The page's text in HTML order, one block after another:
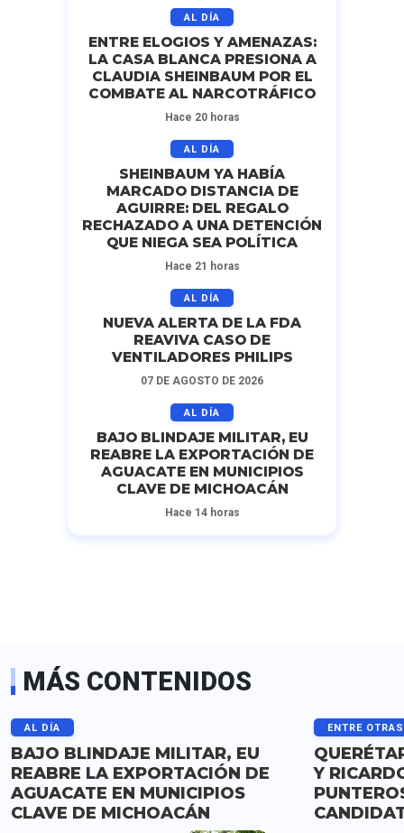
AL DÍA
ENTRE ELOGIOS Y AMENAZAS:
LA CASA BLANCA PRESIONA A
CLAUDIA SHEINBAUM POR EL
COMBATE AL NARCOTRÁFICO
Hace 20 horas
AL DÍA
SHEINBAUM YA HABÍA
MARCADO DISTANCIA DE
AGUIRRE: DEL REGALO
RECHAZADO A UNA DETENCIÓN
QUE NIEGA SEA POLÍTICA
Hace 21 horas
AL DÍA
NUEVA ALERTA DE LA FDA
REAVIVA CASO DE
VENTILADORES PHILIPS
07 DE AGOSTO DE 2026
AL DÍA
BAJO BLINDAJE MILITAR, EU
REABRE LA EXPORTACIÓN DE
AGUACATE EN MUNICIPIOS
CLAVE DE MICHOACÁN
Hace 14 horas
MÁS CONTENIDOS
AL DÍA
BAJO BLINDAJE MILITAR, EU
REABRE LA EXPORTACIÓN DE
AGUACATE EN MUNICIPIOS
CLAVE DE MICHOACÁN
ENTRE
Y